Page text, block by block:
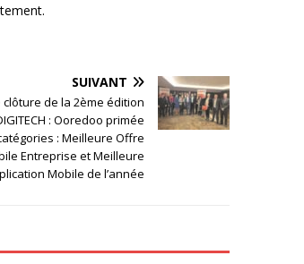
SUIVANT
clôture de la 2ème édition
: Ooredoo primée
: Meilleure Offre
Entreprise et Meilleure
Mobile de l’année